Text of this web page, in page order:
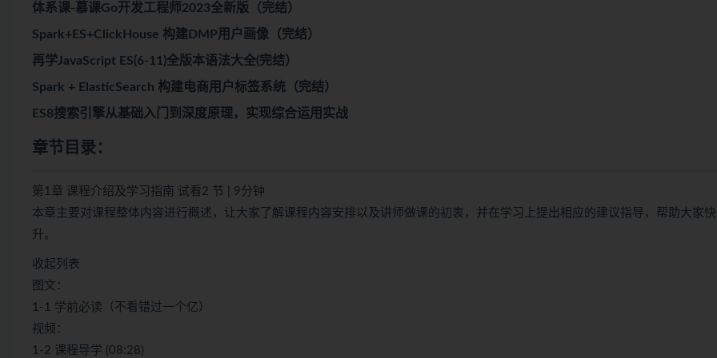
体系课-慕课Go开发工程师2023全新版（完结）
Spark+ES+ClickHouse 构建DMP用户画像（完结）
再学JavaScript ES(6-11)全版本语法大全(完结）
Spark + ElasticSearch 构建电商用户标签系统（完结）
ES8搜索引擎从基础入门到深度原理，实现综合运用实战
章节目录：
第1章 课程介绍及学习指南 试看2 节 | 9分钟
本章主要对课程整体内容进行概述，让大家了解课程内容安排以及讲师做课的初衷，并在学习上提出相应的建议指导，帮助大家
升。
收起列表
图文：
1-1 学前必读（不看错过一个亿）
视频：
1-2 课程导学 (08:28)